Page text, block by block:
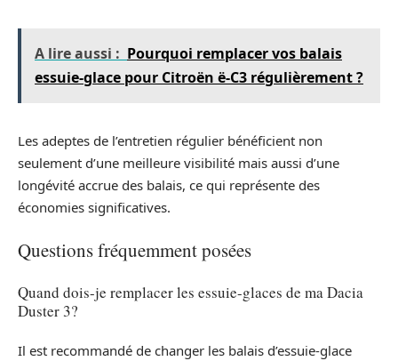
A lire aussi : Pourquoi remplacer vos balais
essuie-glace pour Citroën ë-C3 régulièrement ?
Les adeptes de l’entretien régulier bénéficient non
seulement d’une meilleure visibilité mais aussi d’une
longévité accrue des balais, ce qui représente des
économies significatives.
Questions fréquemment posées
Quand dois-je remplacer les essuie-glaces de ma Dacia
Duster 3?
Il est recommandé de changer les balais d’essuie-glace